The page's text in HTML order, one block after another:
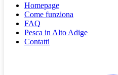
Homepage
Come funziona
FAQ
Pesca in Alto Adige
Contatti